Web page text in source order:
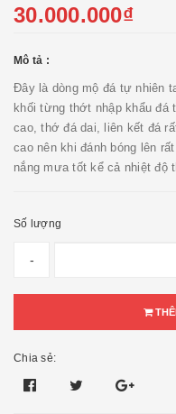
30.000.000₫
Mô tả :
Đây là dòng mộ đá tự nhiên
khối từng thớt nhập khẩu
cao, thớ đá dai, liên kết đá
cao nên khi đánh bóng lên
nắng mưa tốt kể cả nhiệt độ
Số lượng
-
Chia sẻ: